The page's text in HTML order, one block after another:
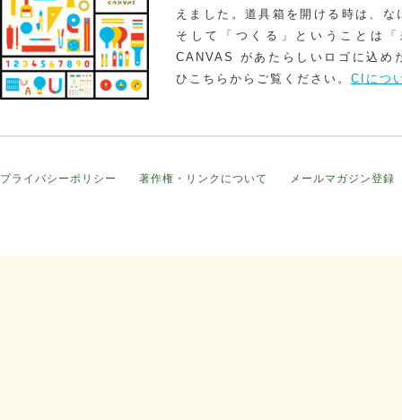
えました。道具箱を開ける時は、
そして「つくる」ということは
CANVAS があたらしいロゴに込め
ひこちらからご覧ください。 CIにつ
プライバシーポリシー 著作権・リンクについて メールマガジン登録